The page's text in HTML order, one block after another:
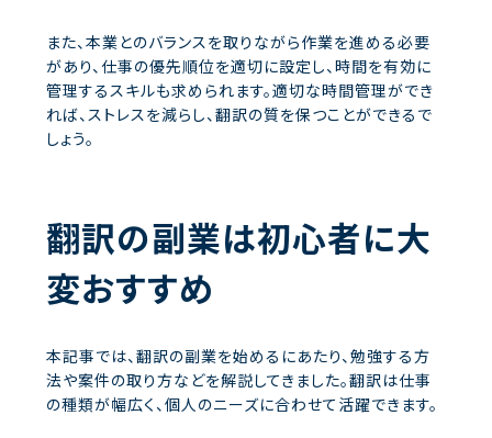
また、本業とのバランスを取りながら作業を進める必要
があり、仕事の優先順位を適切に設定し、時間を有効に
管理するスキルも求められます。適切な時間管理ができ
れば、ストレスを減らし、翻訳の質を保つことができるで
しょう。
翻訳の副業は初心者に大
変おすすめ
本記事では、翻訳の副業を始めるにあたり、勉強する方
法や案件の取り方などを解説してきました。翻訳は仕事
の種類が幅広く、個人のニーズに合わせて活躍できます。